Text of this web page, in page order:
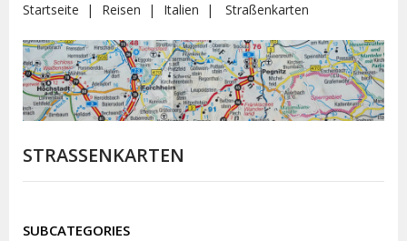
Startseite Reisen Italien Straßenkarten
STRASSENKARTEN
SUBCATEGORIES